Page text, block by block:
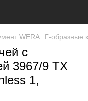
WERA Г-образные
с
3967/9 TX
1,